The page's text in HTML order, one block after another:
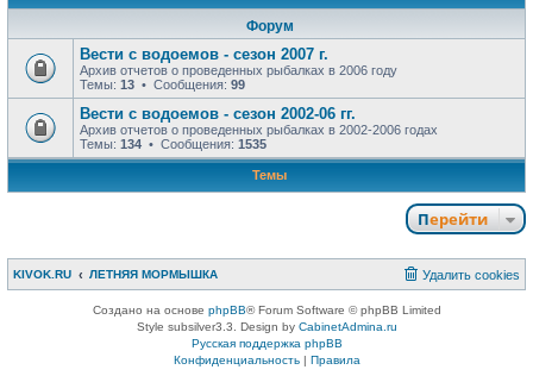
Форум
Вести с водоемов - сезон 2007 г.
Архив отчетов о проведенных рыбалках в 2006 году
Темы: 13 • Сообщения: 99
Вести с водоемов - сезон 2002-06 гг.
Архив отчетов о проведенных рыбалках в 2002-2006 годах
Темы: 134 • Сообщения: 1535
Темы
Перейти
KIVOK.RU ЛЕТНЯЯ МОРМЫШКА Удалить cookies
Создано на основе phpBB® Forum Software © phpBB Limited
Style subsilver3.3. Design by CabinetAdmina.ru
Русская поддержка phpBB
Конфиденциальность| Правила